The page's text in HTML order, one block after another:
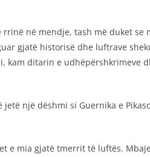
në mendje, tash më duket se
gjatë historisë dhe luftrave
kam ditarin e udhëpërshkrimeve
një dëshmi si Guernika e
e mia gjatë tmerrit të luftës.